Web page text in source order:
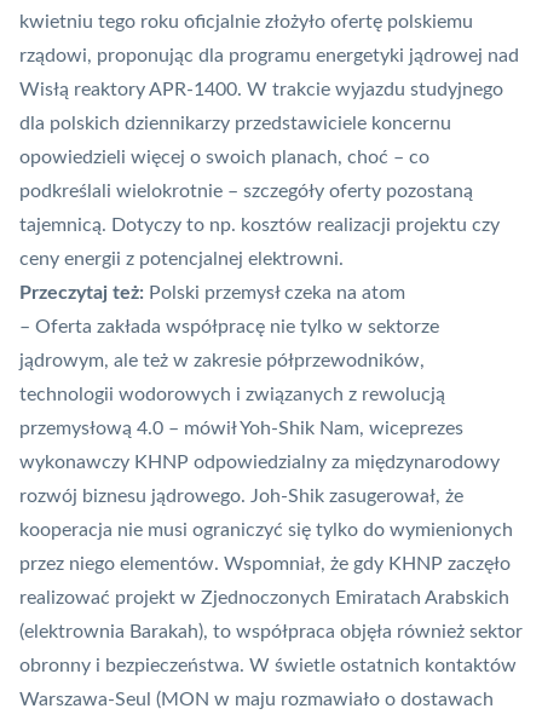
kwietniu tego roku oficjalnie złożyło ofertę polskiemu
rządowi, proponując dla programu energetyki jądrowej nad
Wisłą reaktory APR-1400. W trakcie wyjazdu studyjnego
dla polskich dziennikarzy przedstawiciele koncernu
opowiedzieli więcej o swoich planach, choć – co
podkreślali wielokrotnie – szczegóły oferty pozostaną
tajemnicą. Dotyczy to np. kosztów realizacji projektu czy
ceny energii z potencjalnej elektrowni.
Przeczytaj też: Polski przemysł czeka na atom
– Oferta zakłada współpracę nie tylko w sektorze
jądrowym, ale też w zakresie półprzewodników,
technologii wodorowych i związanych z rewolucją
przemysłową 4.0 – mówił Yoh-Shik Nam, wiceprezes
wykonawczy KHNP odpowiedzialny za międzynarodowy
rozwój biznesu jądrowego. Joh-Shik zasugerował, że
kooperacja nie musi ograniczyć się tylko do wymienionych
przez niego elementów. Wspomniał, że gdy KHNP zaczęło
realizować projekt w Zjednoczonych Emiratach Arabskich
(elektrownia Barakah), to współpraca objęła również sektor
obronny i bezpieczeństwa. W świetle ostatnich kontaktów
Warszawa-Seul (MON w maju rozmawiało o dostawach